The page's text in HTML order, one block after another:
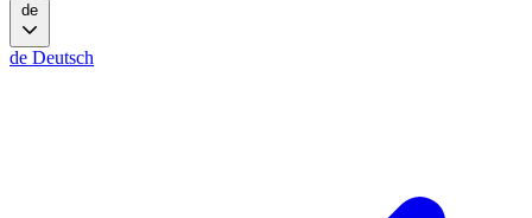
de
de Deutsch